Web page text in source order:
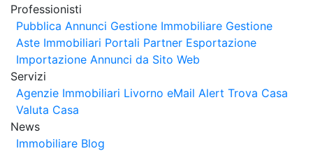
Professionisti
Pubblica Annunci Gestione Immobiliare Gestione
Aste Immobiliari Portali Partner Esportazione
Importazione Annunci da Sito Web
Servizi
Agenzie Immobiliari Livorno eMail Alert Trova Casa
Valuta Casa
News
Immobiliare Blog